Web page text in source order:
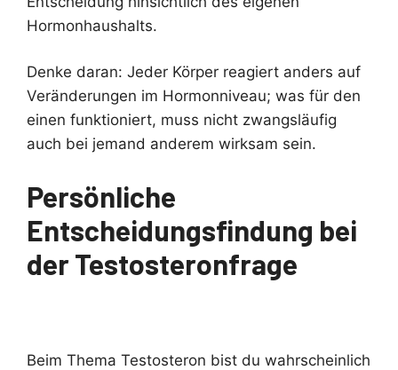
Hormonhaushalts.
Denke daran: Jeder Körper reagiert anders auf
Veränderungen im Hormonniveau; was für den
einen funktioniert, muss nicht zwangsläufig
auch bei jemand anderem wirksam sein.
Persönliche
Entscheidungsfindung bei
der Testosteronfrage
Beim Thema Testosteron bist du wahrscheinlich